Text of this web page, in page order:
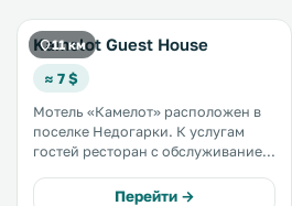
11 км
Kamelot Guest House
≈ 7 $
Мотель «Камелот» расположен в
поселке Недогарки. К услугам
гостей ресторан с обслуживанием
бесплатная частная парковка. .
Перейти →